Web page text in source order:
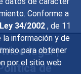
Conforme a
34/2002 , de 11
la información y de
para obtener
por el sitio web
legal|
de